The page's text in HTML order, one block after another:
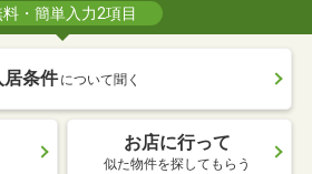
料・簡単入力2項目
居条件 について聞く
お店に行って
似た物件を探してもらう